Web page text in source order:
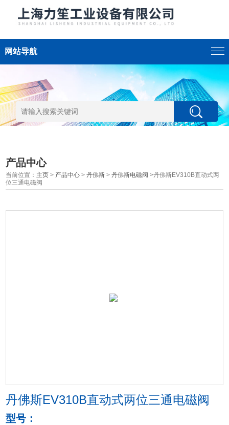
网站导航
产品中心
当前位置： 主页 > 产品中心 >丹佛斯 >丹佛斯电磁阀 >丹佛斯EV310B直动式两
位三通电磁阀
丹佛斯EV310B直动式两位三通电磁阀
型号：